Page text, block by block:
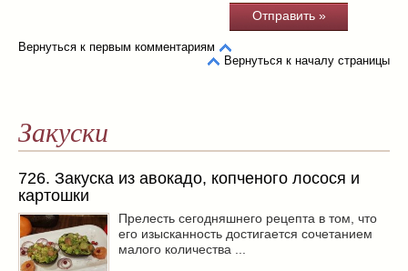
Вернуться к первым комментариям
Вернуться к началу страницы
Закуски
726. Закуска из авокадо, копченого лосося и
картошки
Прелесть сегодняшнего рецепта в том, что
его изысканность достигается сочетанием
малого количества ...